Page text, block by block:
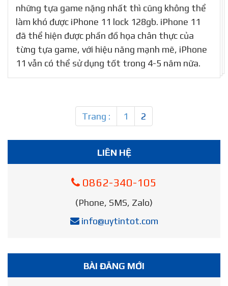
những tựa game nặng nhất thì cũng không thể
làm khó được iPhone 11 lock 128gb. iPhone 11
đã thể hiện được phần đồ họa chân thực của
từng tựa game, với hiệu năng mạnh mẽ, iPhone
11 vẫn có thể sử dụng tốt trong 4-5 năm nữa.
Trang : 1 2
LIÊN HỆ
0862-340-105
(Phone, SMS, Zalo)
info@uytintot.com
BÀI ĐĂNG MỚI